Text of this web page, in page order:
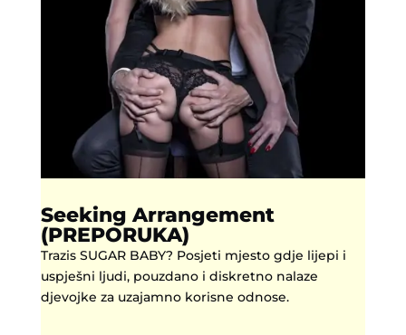
Seeking Arrangement
(PREPORUKA)
Trazis SUGAR BABY? Posjeti mjesto gdje lijepi i
uspješni ljudi, pouzdano i diskretno nalaze
djevojke za uzajamno korisne odnose.